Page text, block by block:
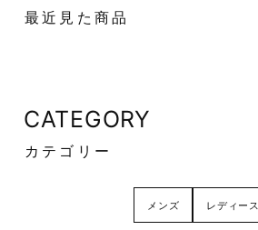
最近見た商品
CATEGORY
カテゴリー
メンズ レディース